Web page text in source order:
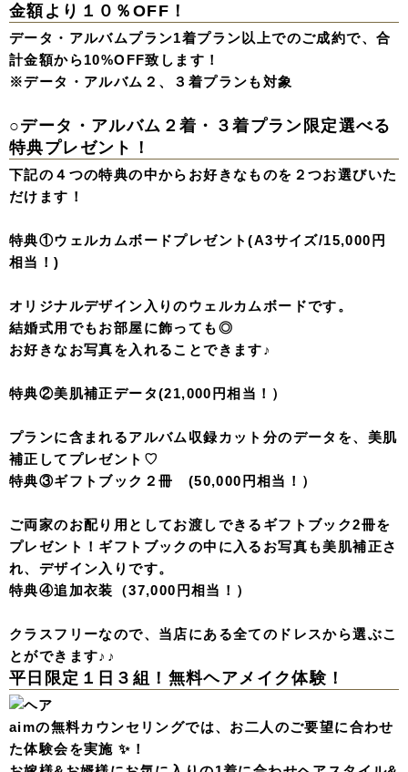
金額より１０％OFF！
データ・アルバムプラン1着プラン以上でのご成約で、合
計金額から10%OFF致します！
※データ・アルバム２、３着プランも対象
○データ・アルバム２着・３着プラン限定選べる
特典プレゼント！
下記の４つの特典の中からお好きなものを ２つお選びいた
だけます！
特典①ウェルカムボードプレゼント(A3サイズ/15,000円
相当！)
オリジナルデザイン入りのウェルカムボードです。
結婚式用でもお部屋に飾っても◎
お好きなお写真を入れることできます♪
特典②美肌補正データ(21,000円相当！）
プランに含まれるアルバム収録カット分のデータを、美肌
補正してプレゼント♡
特典③ギフトブック２冊 (50,000円相当！）
ご両家のお配り用としてお渡しできるギフトブック2冊を
プレゼント！ギフトブックの中に入るお写真も美肌補正さ
れ、デザイン入りです。
特典④追加衣装（37,000円相当！）
クラスフリーなので、当店にある全てのドレスから選ぶこ
とができます♪♪
平日限定１日３組！無料ヘアメイク体験！
aimの無料カウンセリングでは、お二人のご要望に合わせ
た体験会を実施 ✨！